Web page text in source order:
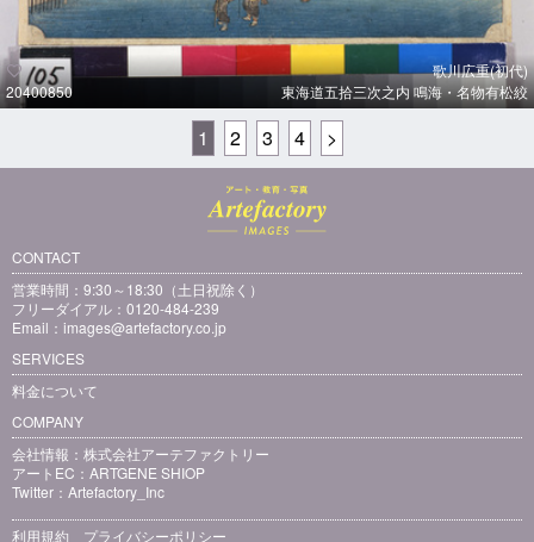
20400850
歌川広重(初代)
東海道五拾三次之内 鳴海・名物有松絞
1 2 3 4 >
CONTACT
営業時間：9:30～18:30（土日祝除く）
フリーダイアル：0120-484-239
Email： images@artefactory.co.jp
SERVICES
料金について
COMPANY
会社情報： 株式会社アーテファクトリー
アートEC： ARTGENE SHIOP
Twitter： Artefactory_Inc
利用規約 プライバシーポリシー